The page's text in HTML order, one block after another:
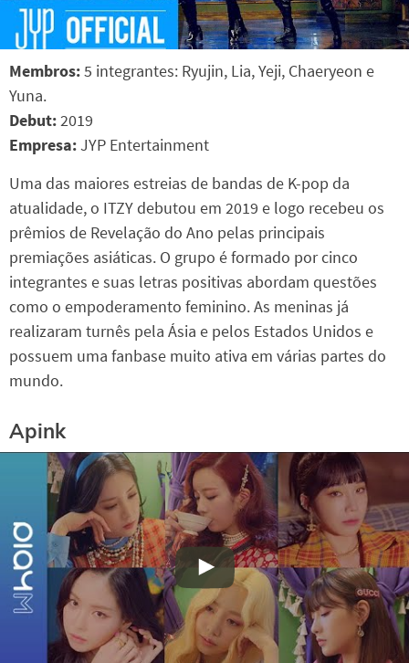
Membros:5 integrantes: Ryujin, Lia, Yeji, Chaeryeon e
Yuna.
Debut:2019
Empresa:JYP Entertainment
Uma das maiores estreias de bandas de K-pop da
atualidade, o ITZY debutou em 2019 e logo recebeu os
prêmios de Revelação do Ano pelas principais
premiações asiáticas. O grupo é formado por cinco
integrantes e suas letras positivas abordam questões
como o empoderamento feminino. As meninas já
realizaram turnês pela Ásia e pelos Estados Unidos e
possuem uma fanbase muito ativa em várias partes do
mundo.
Apink